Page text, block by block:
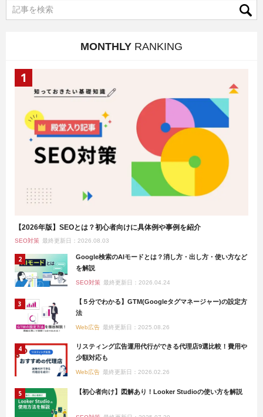
MONTHLY RANKING
【2026年版】SEOとは？初心者向けに具体例や事例を紹介
SEO対策 最終更新日：2026.08.03
Google検索のAIモードとは？消し方・出し方・使い方など
を解説
SEO対策 最終更新日：2026.04.24
【５分でわかる】GTM(Googleタグマネージャー)の設定方
法
Web広告 最終更新日：2025.08.26
リスティング広告運用代行ができる代理店9選比較！費用や
少額対応も
Web広告 最終更新日：2026.02.26
【初心者向け】図解あり！Looker Studioの使い方を解説